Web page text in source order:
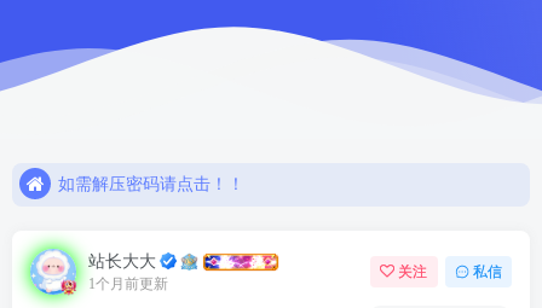
如需解压密码请点击！！
如需解压密码请点击！！
站长大大
1个月前更新
关注 私信